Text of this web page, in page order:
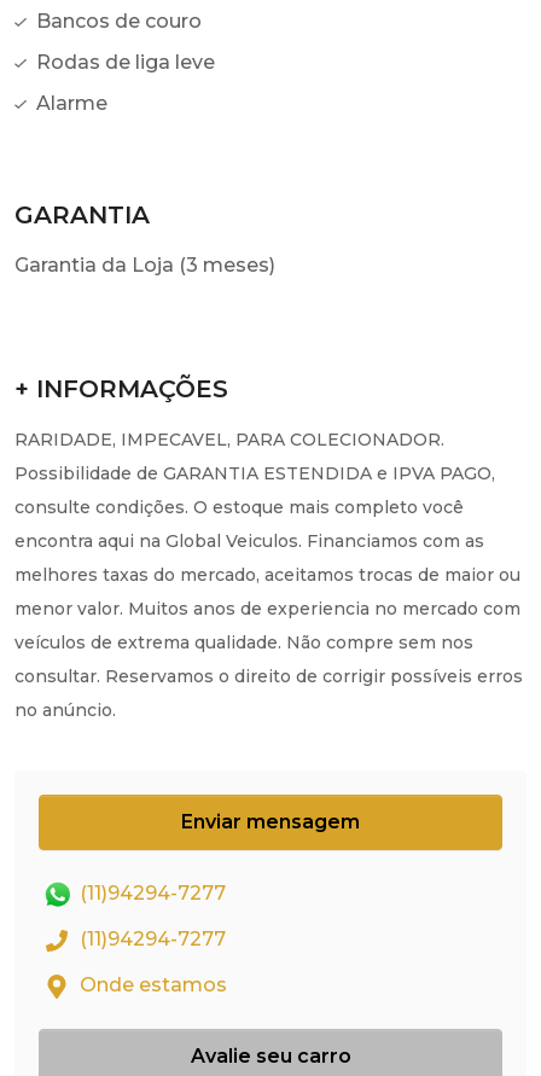
Bancos de couro
Rodas de liga leve
Alarme
GARANTIA
Garantia da Loja (3 meses)
+ INFORMAÇÕES
RARIDADE, IMPECAVEL, PARA COLECIONADOR.
Possibilidade de GARANTIA ESTENDIDA e IPVA PAGO,
consulte condições. O estoque mais completo você
encontra aqui na Global Veiculos. Financiamos com as
melhores taxas do mercado, aceitamos trocas de maior ou
menor valor. Muitos anos de experiencia no mercado com
veículos de extrema qualidade. Não compre sem nos
consultar. Reservamos o direito de corrigir possíveis erros
no anúncio.
Enviar mensagem
(11)94294-7277
(11)94294-7277
Onde estamos
Avalie seu carro